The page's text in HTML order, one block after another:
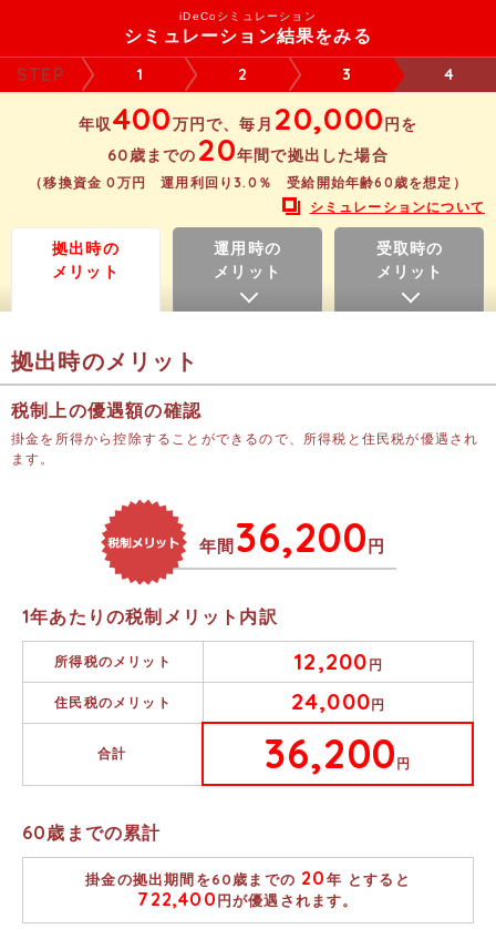
iDeCoシミュレーション
シミュレーション結果をみる
1 2 3 4
年収400万円で、毎月 20,000円を
60歳までの 20年間で拠出した場合
（移換資金0 万円 運用利回り3.0 ％ 受給開始年齢60 歳を想定）
シミュレーションについて
拠出時の
メリット
運用時の
メリット
受取時の
メリット
拠出時のメリット
税制上の優遇額の確認
掛金を所得から控除することができるので、所得税と住民税が優遇され
ます。
年間36,200円
1年あたりの税制メリット内訳
所得税のメリット 12,200 円
住民税のメリット 24,000円
合計 36,200 円
60歳までの累計
掛金の拠出期間を60歳までの 20年 とすると
722,400円が優遇されます。